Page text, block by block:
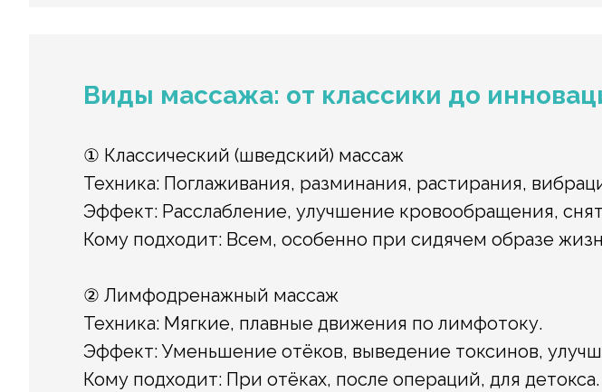
Виды массажа: от классики до
① Классический (шведский) массаж
Техника: Поглаживания, разминания, растирания,
Эффект: Расслабление, улучшение кровообращения,
Кому подходит: Всем, особенно при сидячем образе
② Лимфодренажный массаж
Техника: Мягкие, плавные движения по лимфотоку.
Эффект: Уменьшение отёков, выведение токсинов,
Кому подходит: При отёках, после операций, для детокса.